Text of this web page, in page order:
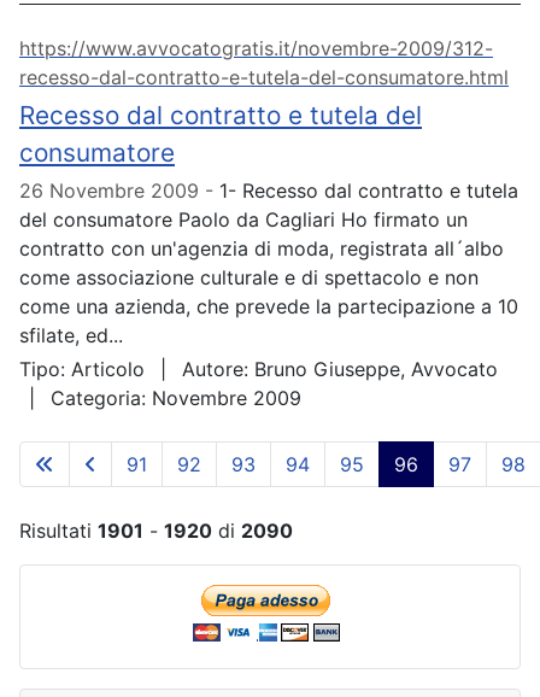
Recesso dal contratto e tutela del
consumatore
https://www.avvocatogratis.it/novembre-2009/312-
recesso-dal-contratto-e-tutela-del-consumatore.html
26 Novembre 2009
1- Recesso dal contratto e tutela
del consumatore Paolo da Cagliari Ho firmato un
contratto con un'agenzia di moda, registrata all´albo
come associazione culturale e di spettacolo e non
come una azienda, che prevede la partecipazione a 10
sfilate, ed...
Tipo: Articolo Autore: Bruno Giuseppe, Avvocato
Categoria: Novembre 2009
91 92 93 94 95 96 97 98
Risultati 1901 - 1920 di 2090